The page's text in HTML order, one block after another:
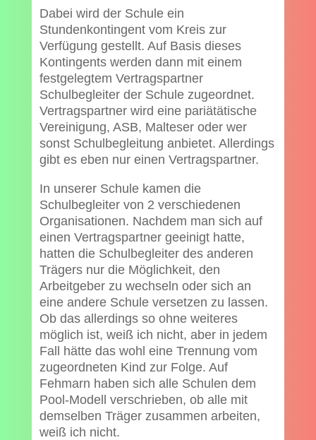
Dabei wird der Schule ein
Stundenkontingent vom Kreis zur
Verfügung gestellt. Auf Basis dieses
Kontingents werden dann mit einem
festgelegtem Vertragspartner
Schulbegleiter der Schule zugeordnet.
Vertragspartner wird eine pariätätische
Vereinigung, ASB, Malteser oder wer
sonst Schulbegleitung anbietet. Allerdings
gibt es eben nur einen Vertragspartner.
In unserer Schule kamen die
Schulbegleiter von 2 verschiedenen
Organisationen. Nachdem man sich auf
einen Vertragspartner geeinigt hatte,
hatten die Schulbegleiter des anderen
Trägers nur die Möglichkeit, den
Arbeitgeber zu wechseln oder sich an
eine andere Schule versetzen zu lassen.
Ob das allerdings so ohne weiteres
möglich ist, weiß ich nicht, aber in jedem
Fall hätte das wohl eine Trennung vom
zugeordneten Kind zur Folge. Auf
Fehmarn haben sich alle Schulen dem
Pool-Modell verschrieben, ob alle mit
demselben Träger zusammen arbeiten,
weiß ich nicht.